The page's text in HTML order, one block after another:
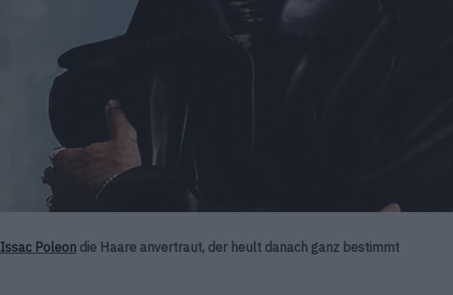
Issac Poleon die Haare anvertraut, der heult danach ganz bestimmt